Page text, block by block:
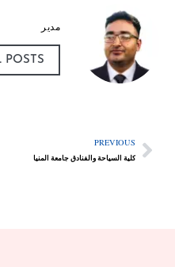
ALL POSTS
PREVIOUS
كلية السياحة والفنادق جامعة المنيا